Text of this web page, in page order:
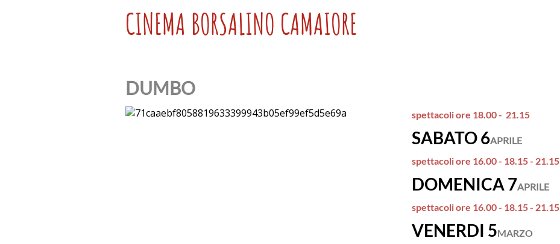
CINEMA BORSALINO CAMAIORE
DUMBO
spettacoli ore 18.00 - 21.15
SABATO 6APRILE
spettacoli ore 16.00 - 18.15 - 21.15
DOMENICA 7APRILE
spettacoli ore 16.00 - 18.15 - 21.15
VENERDI 5MARZO